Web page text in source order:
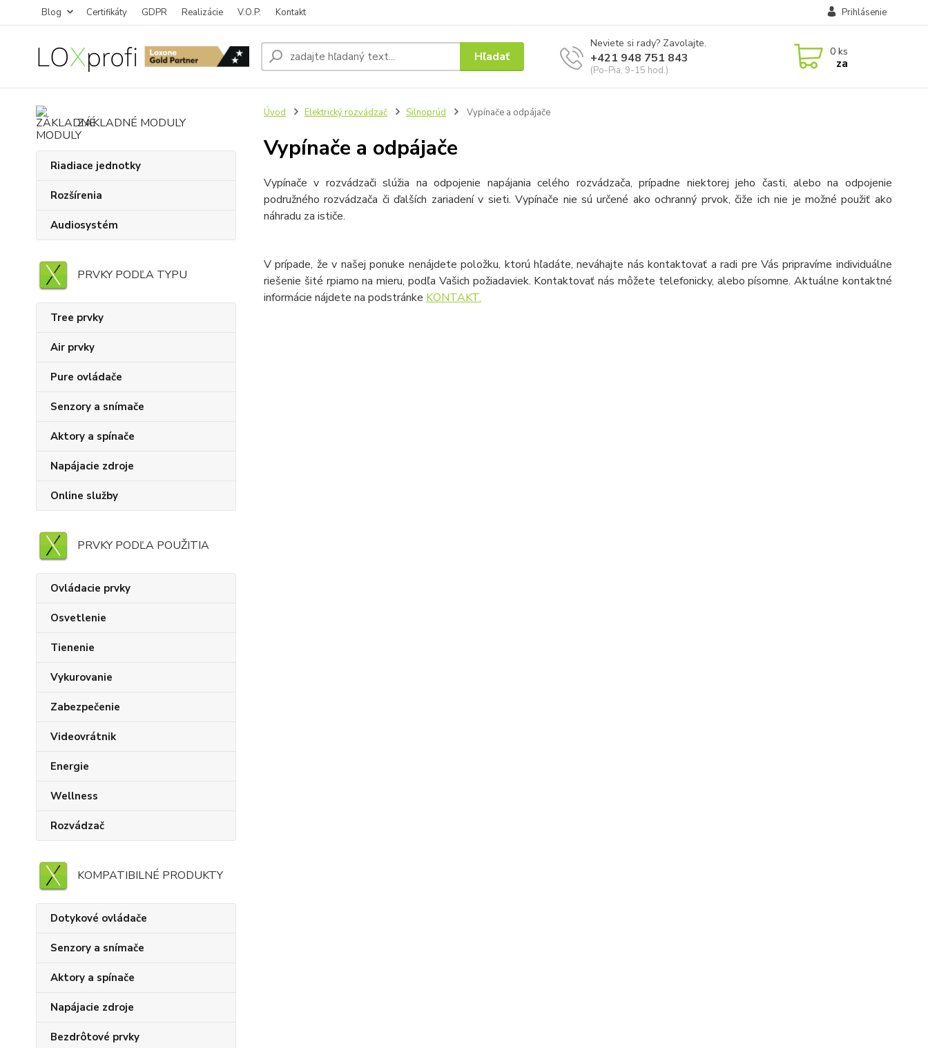
Blog Certifikáty GDPR Realizácie V.O.P. Kontakt Prihlásenie
Hľadať
Neviete si rady? Zavolajte.
+421 948 751 843
(Po-Pia, 9-15 hod.)
0 ks
za
ZÁKLADNÉ MODULY
Riadiace jednotky
Rozšírenia
Audiosystém
PRVKY PODĽA TYPU
Tree prvky
Air prvky
Pure ovládače
Senzory a snímače
Aktory a spínače
Napájacie zdroje
Online služby
PRVKY PODĽA POUŽITIA
Ovládacie prvky
Osvetlenie
Tienenie
Vykurovanie
Zabezpečenie
Videovrátnik
Energie
Wellness
Rozvádzač
KOMPATIBILNÉ PRODUKTY
Dotykové ovládače
Senzory a snímače
Aktory a spínače
Napájacie zdroje
Bezdrôtové prvky
Úvod Elektrický rozvádzač Silnoprúd Vypínače a odpájače
Vypínače a odpájače
Vypínače v rozvádzači slúžia na odpojenie napájania celého rozvádzača, prípadne niektorej jeho časti, alebo na odpojenie
podružného rozvádzača či ďalších zariadení v sieti. Vypínače nie sú určené ako ochranný prvok, čiže ich nie je možné použiť ako
náhradu za ističe.
V prípade, že v našej ponuke nenájdete položku, ktorú hľadáte, neváhajte nás kontaktovať a radi pre Vás pripravíme individuálne
riešenie šité rpiamo na mieru, podľa Vašich požiadaviek. Kontaktovať nás môžete telefonicky, alebo písomne. Aktuálne kontaktné
informácie nájdete na podstránke KONTAKT.